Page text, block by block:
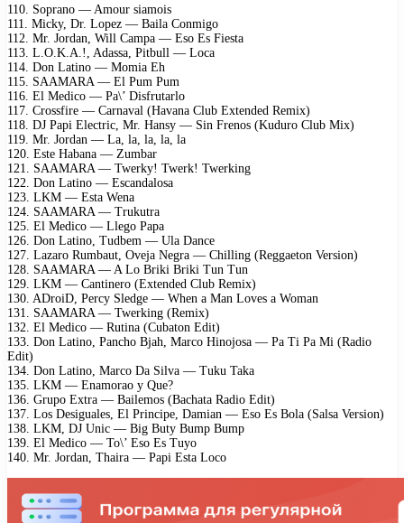
110. Soprano — Amour siamois
111. Micky, Dr. Lopez — Baila Conmigo
112. Mr. Jordan, Will Campa — Eso Es Fiesta
113. L.O.K.A.!, Adassa, Pitbull — Loca
114. Don Latino — Momia Eh
115. SAAMARA — El Pum Pum
116. El Medico — Pa\’ Disfrutarlo
117. Crossfire — Carnaval (Havana Club Extended Remix)
118. DJ Papi Electric, Mr. Hansy — Sin Frenos (Kuduro Club Mix)
119. Mr. Jordan — La, la, la, la, la
120. Este Habana — Zumbar
121. SAAMARA — Twerky! Twerk! Twerking
122. Don Latino — Escandalosa
123. LKM — Esta Wena
124. SAAMARA — Trukutra
125. El Medico — Llego Papa
126. Don Latino, Tudbem — Ula Dance
127. Lazaro Rumbaut, Oveja Negra — Chilling (Reggaeton Version)
128. SAAMARA — A Lo Briki Briki Tun Tun
129. LKM — Cantinero (Extended Club Remix)
130. ADroiD, Percy Sledge — When a Man Loves a Woman
131. SAAMARA — Twerking (Remix)
132. El Medico — Rutina (Cubaton Edit)
133. Don Latino, Pancho Bjah, Marco Hinojosa — Pa Ti Pa Mi (Radio
Edit)
134. Don Latino, Marco Da Silva — Tuku Taka
135. LKM — Enamorao y Que?
136. Grupo Extra — Bailemos (Bachata Radio Edit)
137. Los Desiguales, El Principe, Damian — Eso Es Bola (Salsa Version)
138. LKM, DJ Unic — Big Buty Bump Bump
139. El Medico — To\’ Eso Es Tuyo
140. Mr. Jordan, Thaira — Papi Esta Loco